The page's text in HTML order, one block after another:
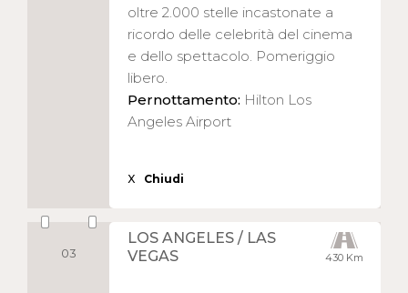
oltre 2.000 stelle incastonate a
ricordo delle celebrità del cinema
e dello spettacolo. Pomeriggio
libero.
Pernottamento: Hilton Los
Angeles Airport
X Chiudi
03 430 Km
LOS ANGELES / LAS
VEGAS